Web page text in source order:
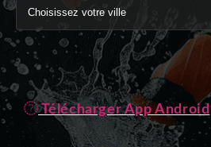
Télécharger App Android